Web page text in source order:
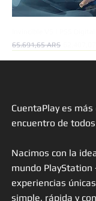
Precio
65.691,65 ARS
Oferta!
Oferta!
CuentaPlay es
encuentro de
Nacimos con la
mundo
experiencias
simple, rápida y